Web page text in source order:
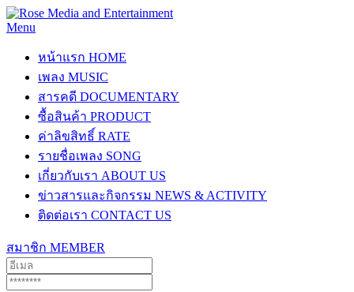
Menu
หน้าแรก HOME
เพลง MUSIC
สารคดี DOCUMENTARY
ซื้อสินค้า PRODUCT
ค่าลิขสิทธิ์ RATE
รายชื่อเพลง SONG
เกี่ยวกับเรา ABOUT US
ข่าวสารและกิจกรรม NEWS & ACTIVITY
ติดต่อเรา CONTACT US
สมาชิก MEMBER